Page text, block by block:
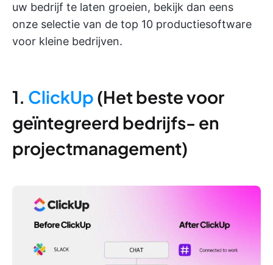
uw bedrijf te laten groeien, bekijk dan eens
onze selectie van de top 10 productiesoftware
voor kleine bedrijven.
1. ClickUp (Het beste voor
geïntegreerd bedrijfs- en
projectmanagement)